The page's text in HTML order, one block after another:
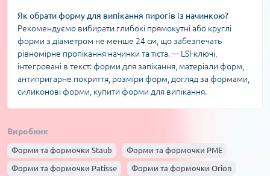
Як обрати форму для випікання пирогів із начинкою?
Рекомендуємо вибирати глибокі прямокутні або круглі
форми з діаметром не менше 24 см, що забезпечать
рівномірне пропікання начинки та тіста. --- LSI-ключі,
інтегровані в текст: форми для запікання, матеріали форм,
антипригарне покриття, розміри форм, догляд за формами,
силиконові форми, купити форми для випікання.
Виробник
Форми та формочки Staub Форми та формочки PME
Форми та формочки Patisse Форми та формочки Orion